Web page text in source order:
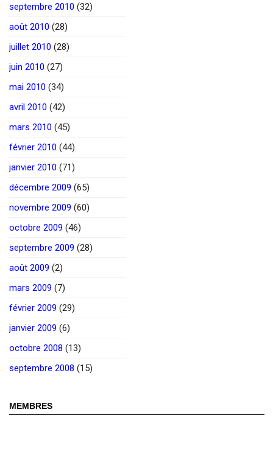
septembre 2010 (32)
août 2010 (28)
juillet 2010 (28)
juin 2010 (27)
mai 2010 (34)
avril 2010 (42)
mars 2010 (45)
février 2010 (44)
janvier 2010 (71)
décembre 2009 (65)
novembre 2009 (60)
octobre 2009 (46)
septembre 2009 (28)
août 2009 (2)
mars 2009 (7)
février 2009 (29)
janvier 2009 (6)
octobre 2008 (13)
septembre 2008 (15)
MEMBRES